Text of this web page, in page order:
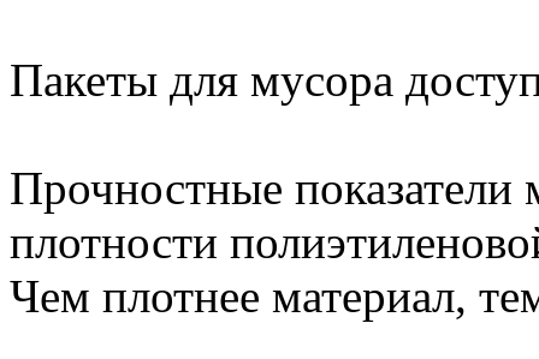
Пакеты для мусора
Прочностные показатели
плотности
Чем плотнее материал,